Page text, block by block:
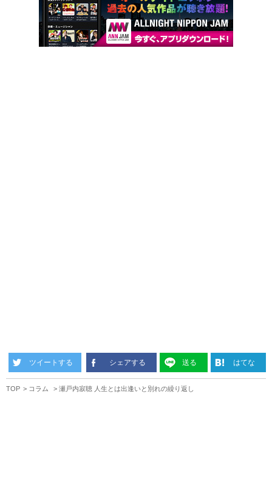
ツイートする シェアする 送る はてな
TOP コラム 瀬戸内寂聴 人生とは出逢いと別れの繰り返し